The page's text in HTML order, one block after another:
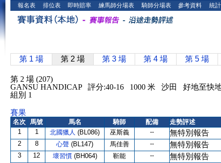
報名表 排位表 即時賠率 練馬師分場表 騎師分場表 參考資料 統
第 1 場 第 2 場 第 3 場 第 4 場 第 5 場
第 2 場 (207)
GANSU HANDICAP 評分:40-16 1000 米 沙田 好地至快
組別 1
賽果
名次 馬號 馬名 騎師 配備
走勢評述
1
1 北國獵人 (BL086) 巫斯義 -- 無特別報告
2 8 心聲 (BL147) 馬佳善 -- 無特別報告
3 12 壞習慣 (BH064) 靳能 -- 無特別報告